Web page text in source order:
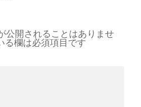
公開されることはありませ
る欄は必須項目です